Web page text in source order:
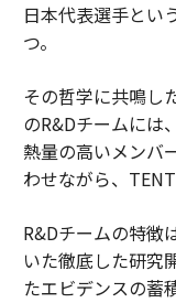
日本代表選手とい
つ。
その哲学に共鳴し
のR&Dチームには
熱量の高いメンバ
わせながら、
R&Dチームの特徴
いた徹底した研究
たエビデンスの蓄